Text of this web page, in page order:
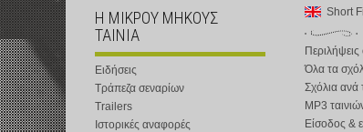
Η ΜΙΚΡΟΥ ΜΗΚΟΥΣ
ΤΑΙΝΙΑ
Ειδήσεις
Τράπεζα σεναρίων
Trailers
Ιστορικές αναφορές
Short
Όλα τα
Σχόλια ανά
MP3
Είσοδος &